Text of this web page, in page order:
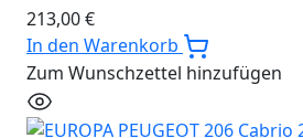
213,00€
In den Warenkorb
Zum Wunschzettel hinzufügen